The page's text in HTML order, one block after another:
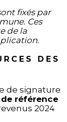
fixés par
Ces
de la
DES
de signature
référence
2024